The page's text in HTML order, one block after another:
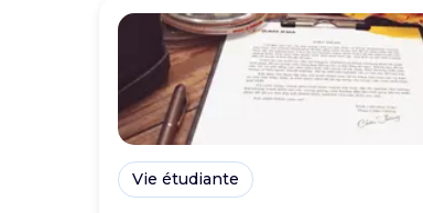
Vie étudiante